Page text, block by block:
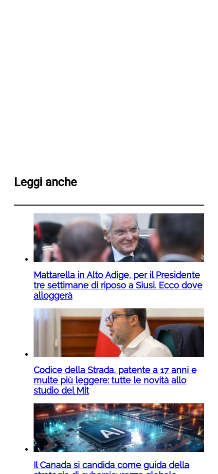
Leggi anche
Mattarella in Alto Adige, per il Presidente
tre settimane di riposo a Siusi. Ecco dove
alloggerà
Codice della Strada, patente a 17 anni e
multe più leggere: tutte le novità allo
studio del Mit
Il Canada si candida come guida della